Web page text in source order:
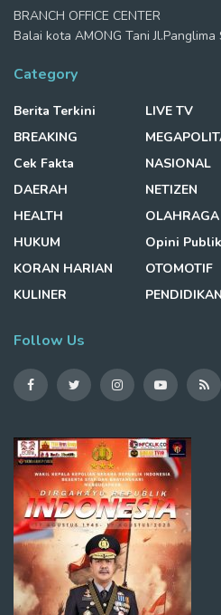
BRANCH OFFICE CENTER
Balai kota AMONG Tani
Category
Berita Terkini
BREAKING
Cek Fakta
DAERAH
HEALTH
HUKUM
KORAN HARIAN
KULINER
LIVE TV
NASIONAL
NETIZEN
OLAHRAGA
Opini Publik
OTOMOTIF
PENDIDIKAN
Follow Us